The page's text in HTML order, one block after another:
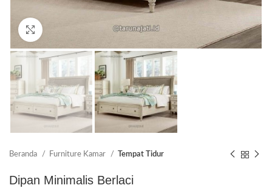
Beranda Furniture Kamar Tempat Tidur
Dipan Minimalis Berlaci